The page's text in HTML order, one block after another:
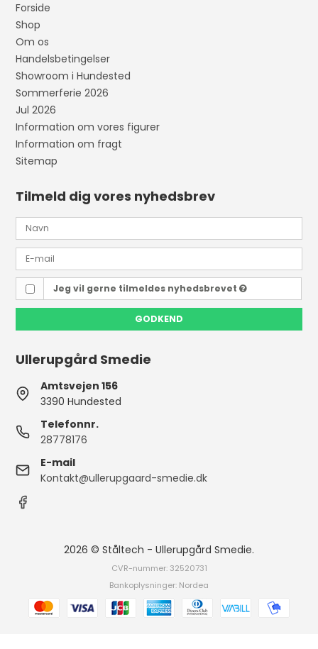
Forside
Shop
Om os
Handelsbetingelser
Showroom i Hundested
Sommerferie 2026
Jul 2026
Information om vores figurer
Information om fragt
Sitemap
Tilmeld dig vores nyhedsbrev
Jeg vil gerne tilmeldes nyhedsbrevet
GODKEND
Ullerupgård Smedie
Amtsvejen 156
3390 Hundested
Telefonnr.
28778176
E-mail
Kontakt@ullerupgaard-smedie.dk
2026 © Ståltech - Ullerupgård Smedie.
CVR-nummer: 32520731
Bankoplysninger: Nordea